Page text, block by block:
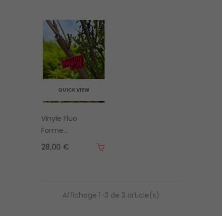
QUICK VIEW
Vinyle Fluo
Forme
Spécifique
28,00 €
Affichage 1-3 de 3 article(s)